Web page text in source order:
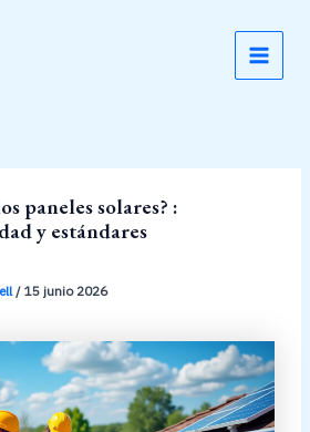
paneles solares? :
y estándares
/ 15 junio 2026